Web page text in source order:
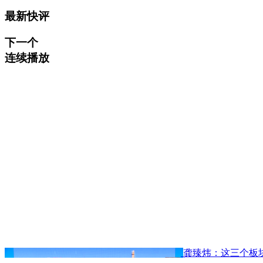
最新快评
下一个
连续播放
龚臻炜：这三个板